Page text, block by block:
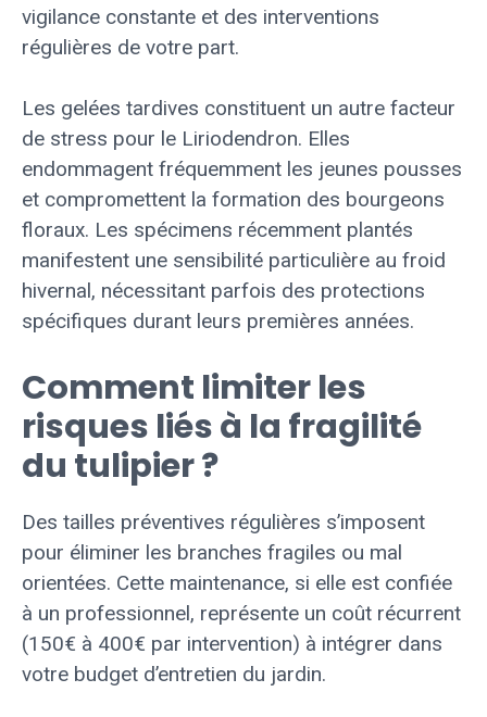
vigilance constante et des interventions
régulières de votre part.
Les gelées tardives constituent un autre facteur
de stress pour le Liriodendron. Elles
endommagent fréquemment les jeunes pousses
et compromettent la formation des bourgeons
floraux. Les spécimens récemment plantés
manifestent une sensibilité particulière au froid
hivernal, nécessitant parfois des protections
spécifiques durant leurs premières années.
Comment limiter les
risques liés à la fragilité
du tulipier ?
Des tailles préventives régulières s’imposent
pour éliminer les branches fragiles ou mal
orientées. Cette maintenance, si elle est confiée
à un professionnel, représente un coût récurrent
(150€ à 400€ par intervention) à intégrer dans
votre budget d’entretien du jardin.